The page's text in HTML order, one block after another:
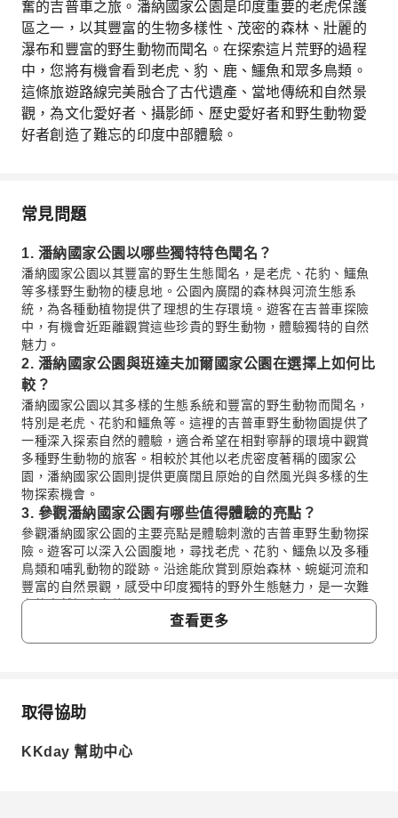
奮的吉普車之旅。潘納國家公園是印度重要的老虎保護
區之一，以其豐富的生物多樣性、茂密的森林、壯麗的
瀑布和豐富的野生動物而聞名。在探索這片荒野的過程
中，您將有機會看到老虎、豹、鹿、鱷魚和眾多鳥類。
這條旅遊路線完美融合了古代遺產、當地傳統和自然景
觀，為文化愛好者、攝影師、歷史愛好者和野生動物愛
好者創造了難忘的印度中部體驗。
常見問題
1. 潘納國家公園以哪些獨特特色聞名？
潘納國家公園以其豐富的野生生態聞名，是老虎、花豹、鱷魚
等多樣野生動物的棲息地。公園內廣闊的森林與河流生態系
統，為各種動植物提供了理想的生存環境。遊客在吉普車探險
中，有機會近距離觀賞這些珍貴的野生動物，體驗獨特的自然
魅力。
2. 潘納國家公園與班達夫加爾國家公園在選擇上如何比
較？
潘納國家公園以其多樣的生態系統和豐富的野生動物而聞名，
特別是老虎、花豹和鱷魚等。這裡的吉普車野生動物園提供了
一種深入探索自然的體驗，適合希望在相對寧靜的環境中觀賞
多種野生動物的旅客。相較於其他以老虎密度著稱的國家公
園，潘納國家公園則提供更廣闊且原始的自然風光與多樣的生
物探索機會。
3. 參觀潘納國家公園有哪些值得體驗的亮點？
參觀潘納國家公園的主要亮點是體驗刺激的吉普車野生動物探
險。遊客可以深入公園腹地，尋找老虎、花豹、鱷魚以及多種
鳥類和哺乳動物的蹤跡。沿途能欣賞到原始森林、蜿蜒河流和
豐富的自然景觀，感受中印度獨特的野外生態魅力，是一次難
忘的自然探索之旅。
4. 在潘納國家公園進行吉普車探險，看到老虎的機率高
嗎？
等多種因素影響，無法百分之百保證。公園管理員會盡力追蹤
動物蹤跡以提高遊客的觀賞機會，而除了老虎，遊客也有機會
5. 克久拉霍神廟群的建築特色和文化意義是什麼？
查看更多
常見問題
取得協助
KKday 幫助中心